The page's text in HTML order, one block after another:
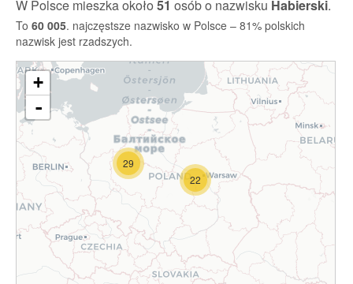
W Polsce mieszka około51 osób o nazwisku Habierski.
To 60 005. najczęstsze nazwisko w Polsce – 81% polskich
nazwisk jest rzadszych.
22
29
+
-